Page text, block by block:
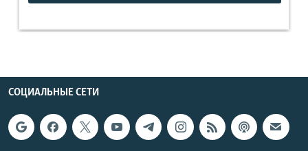
СОЦИАЛЬНЫЕ СЕТИ